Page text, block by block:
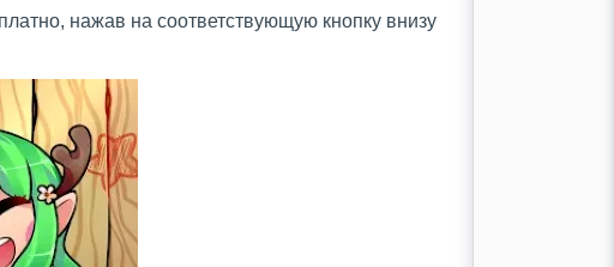
нажав на соответствующую кнопку внизу